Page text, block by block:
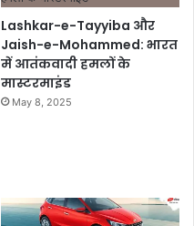
Lashkar-e-Tayyiba और
Jaish-e-Mohammed: भारत
में आतंकवादी हमलों के
मास्टरमाइंड
May 8, 2025